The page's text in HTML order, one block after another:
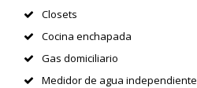
Closets
Cocina enchapada
Gas domiciliario
Medidor de agua independiente